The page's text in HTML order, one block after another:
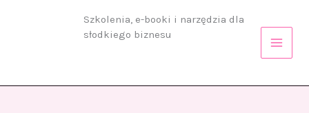
Szkolenia, e-booki i narzędzia dla
słodkiego biznesu